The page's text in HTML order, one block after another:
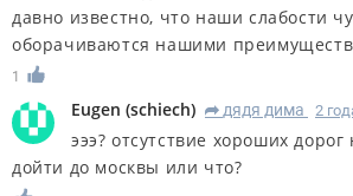
давно известно, что наши слабости
оборачиваются нашими
1
Eugen (schiech) R дядя дима 2
эээ? отсутствие хороших
дойти до москвы или что?